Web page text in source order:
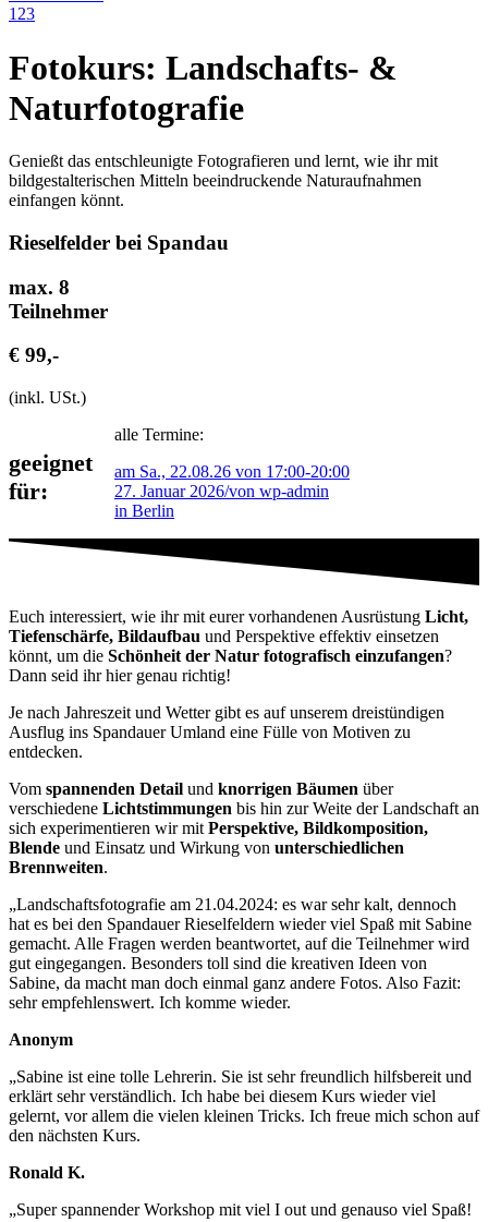
1 23
Fotokurs: Landschafts- &
Naturfotografie
Genießt das entschleunigte Fotografieren und lernt, wie ihr mit
bildgestalterischen Mitteln beeindruckende Naturaufnahmen
einfangen könnt.
Rieselfelder bei Spandau
max. 8
Teilnehmer
€ 99,-
(inkl. USt.)
geeignet
für:
alle Termine:
am Sa., 22.08.26 von 17:00-20:00
27. Januar 2026/von wp-admin
in Berlin
Euch interessiert, wie ihr mit eurer vorhandenen Ausrüstung Licht,
Tiefenschärfe, Bildaufbau und Perspektive effektiv einsetzen
könnt, um die Schönheit der Natur fotografisch einzufangen?
Dann seid ihr hier genau richtig!
Je nach Jahreszeit und Wetter gibt es auf unserem dreistündigen
Ausflug ins Spandauer Umland eine Fülle von Motiven zu
entdecken.
Vom spannenden Detail und knorrigen Bäumen über
verschiedene Lichtstimmungen bis hin zur Weite der Landschaft an
sich experimentieren wir mit Perspektive, Bildkomposition,
Blende und Einsatz und Wirkung von unterschiedlichen
Brennweiten.
„Landschaftsfotografie am 21.04.2024: es war sehr kalt, dennoch
hat es bei den Spandauer Rieselfeldern wieder viel Spaß mit Sabine
gemacht. Alle Fragen werden beantwortet, auf die Teilnehmer wird
gut eingegangen. Besonders toll sind die kreativen Ideen von
Sabine, da macht man doch einmal ganz andere Fotos. Also Fazit:
sehr empfehlenswert. Ich komme wieder.
Anonym
„Sabine ist eine tolle Lehrerin. Sie ist sehr freundlich hilfsbereit und
erklärt sehr verständlich. Ich habe bei diesem Kurs wieder viel
gelernt, vor allem die vielen kleinen Tricks. Ich freue mich schon auf
den nächsten Kurs.
Ronald K.
„Super spannender Workshop mit viel I out und genauso viel Spaß!